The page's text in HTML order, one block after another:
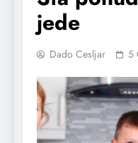
jede
Dado Cesljar 5